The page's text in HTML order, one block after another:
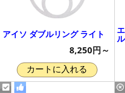
アイソ ダブルリング ライト
8,250円～
カートに入れる
ル